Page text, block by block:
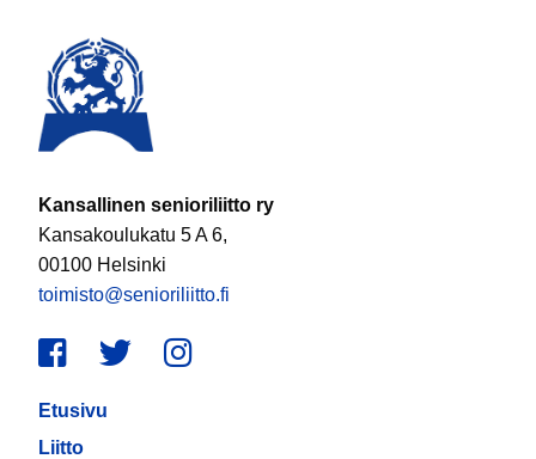
Kansallinen senioriliitto ry
Kansakoulukatu 5 A 6,
00100 Helsinki
toimisto@senioriliitto.fi
Facebook
TwitterInstagram
Etusivu
Liitto